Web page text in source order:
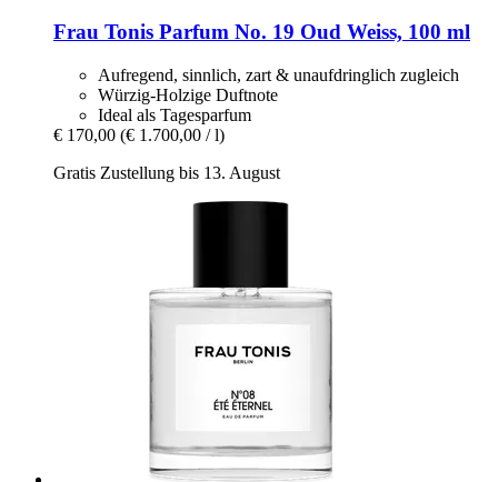
Frau Tonis Parfum No. 19 Oud Weiss, 100 ml
Aufregend, sinnlich, zart & unaufdringlich zugleich
Würzig-Holzige Duftnote
Ideal als Tagesparfum
€ 170,00 (€ 1.700,00 / l)
Gratis Zustellung bis 13. August